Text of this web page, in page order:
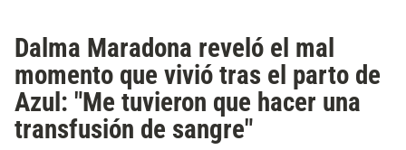
Dalma Maradona reveló el mal
momento que vivió tras el parto de
Azul: "Me tuvieron que hacer una
transfusión de sangre"